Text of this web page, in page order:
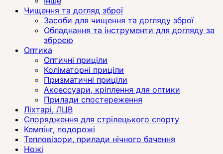
Чищення та догляд зброї
Засоби для чищення та догляду зброї
Обладнання та інструменти для догляду за
зброєю
Оптика
Оптичні приціли
Коліматорні приціли
Призматичні приціли
Аксессуари, кріплення для оптики
Прилади спостереження
Ліхтарі, ЛЦВ
Спорядження для стрілецького спорту
Кемпінг, подорожі
Тепловізори, прилади нічного бачення
Ножі